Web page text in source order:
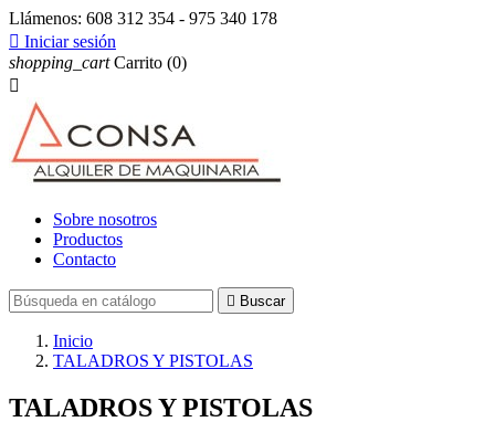
Llámenos: 608 312 354 - 975 340 178
 Iniciar sesión
shopping_cart Carrito (0)

Sobre nosotros
Productos
Contacto
 Buscar
Inicio
TALADROS Y PISTOLAS
TALADROS Y PISTOLAS